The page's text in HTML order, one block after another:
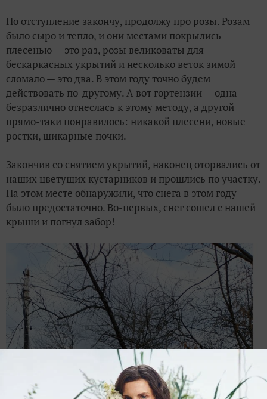
Но отступление закончу, продолжу про розы. Розам
было сыро и тепло, и они местами покрылись
плесенью — это раз, розы великоваты для
бескаркасных укрытий и несколько веток зимой
сломало — это два. В этом году точно будем
действовать по-другому. А вот гортензии — одна
безразлично отнеслась к этому методу, а другой
прямо-таки понравилось: никакой плесени, новые
ростки, шикарные почки.
Закончив со снятием укрытий, наконец оторвались от
наших цветущих кустарников и прошлись по участку.
На этом месте обнаружили, что снега в этом году
было предостаточно. Во-первых, снег сошел с нашей
крыши и погнул забор!